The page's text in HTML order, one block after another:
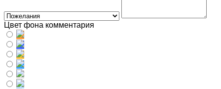
Цвет фона комментария